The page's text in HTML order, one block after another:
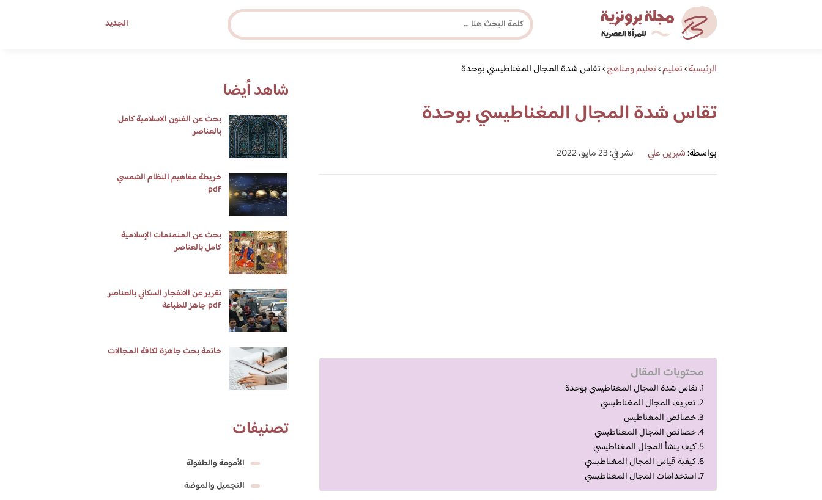
الجديد
مجلة برونزية للفتاة العصرية
ابحث عن أي موضوع يهمك
الرئيسية›تعليم›تعليم ومناهج›تقاس شدة المجال المغناطيسي بوحدة
تقاس شدة المجال المغناطيسي بوحدة
بواسطة:شيرين علي نشر في: 23 مايو، 2022
محتويات المقال
تقاس شدة المجال المغناطيسي بوحدة
تعريف المجال المغناطيسي
خصائص المغناطيس
خصائص المجال المغناطيسي
كيف ينشأ المجال المغناطيسي
كيفية قياس المجال المغناطيسي
استخدامات المجال المغناطيسي
شاهد أيضا
بحث عن الفنون الاسلامية كامل
بالعناصر
خريطة مفاهيم النظام الشمسي
pdf
بحث عن المنمنمات الإسلامية
كامل بالعناصر
تقرير عن الانفجار السكاني بالعناصر
pdf جاهز للطباعة
خاتمة بحث جاهزة لكافة المجالات
تصنيفات
الأمومة والطفولة
التجميل والموضة